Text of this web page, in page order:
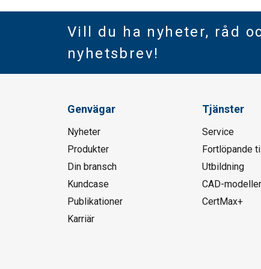
Vill du ha nyheter, råd
nyhetsbrev!
Genvägar
Nyheter
Produkter
Din bransch
Kundcase
Publikationer
Karriär
Tjänster
Service
Fortlöpande
Utbildning
CAD-modeller
CertMax+